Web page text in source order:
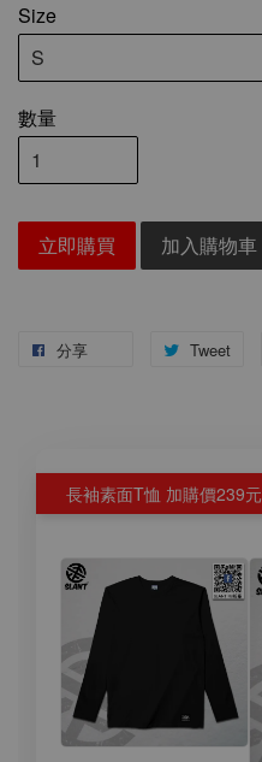
Size
數量
立即購買 加入購物車
分享 Tweet
長袖素面T恤 加購價239元